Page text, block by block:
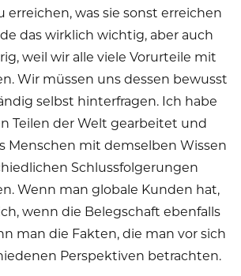
erreichen, was sie sonst erreichen
das wirklich wichtig, aber auch
weil wir alle viele Vorurteile mit
Wir müssen uns dessen bewusst
selbst hinterfragen. Ich habe
Teilen der Welt gearbeitet und
Menschen mit demselben Wissen
Schlussfolgerungen
Wenn man globale Kunden hat,
wenn die Belegschaft ebenfalls
man die Fakten, die man vor sich
Perspektiven betrachten.